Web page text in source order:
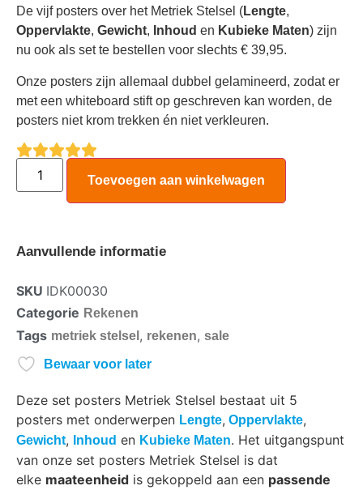
De vijf posters over het Metriek Stelsel (Lengte,
Oppervlakte, Gewicht, Inhoud en Kubieke Maten) zijn
nu ook als set te bestellen voor slechts € 39,95.
Onze posters zijn allemaal dubbel gelamineerd, zodat er
met een whiteboard stift op geschreven kan worden, de
posters niet krom trekken én niet verkleuren.
Toevoegen aan winkelwagen
Aanvullende informatie
SKU IDK00030
Categorie Rekenen
Tags metriek stelsel , rekenen, sale
Bewaar voor later
Deze set posters Metriek Stelsel bestaat uit 5
posters met onderwerpen Lengte, Oppervlakte,
Gewicht, Inhoud en Kubieke Maten. Het uitgangspunt
van onze set posters Metriek Stelsel is dat
elke maateenheid is gekoppeld aan een passende